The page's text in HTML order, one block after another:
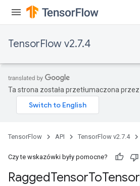
TensorFlow v2.7.4
Ta strona została przetłumaczona przez
TensorFlow API TensorFlow v2.7.4
Czy te wskazówki były pomocne?
RaggedTensorToTensor